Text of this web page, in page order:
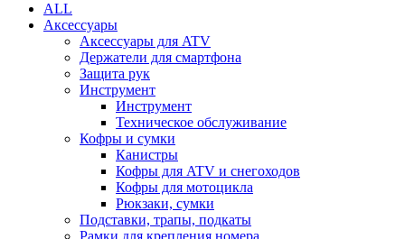
ALL
Аксессуары
Аксессуары для ATV
Держатели для смартфона
Защита рук
Инструмент
Инструмент
Техническое обслуживание
Кофры и сумки
Канистры
Кофры для ATV и снегоходов
Кофры для мотоцикла
Рюкзаки, сумки
Подставки, трапы, подкаты
Рамки для крепления номера